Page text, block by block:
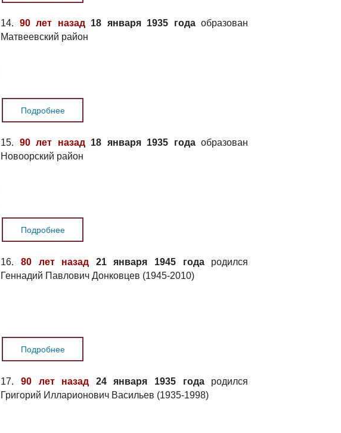
14. 90 лет назад18 января 1935 годаобразован
Матвеевский район
Подробнее
15. 90 лет назад18 января 1935 годаобразован
Новоорский район
Подробнее
16. 80 лет назад 21 января 1945 годародился
Геннадий Павлович Донковцев (1945-2010)
Подробнее
17. 90 лет назад 24 января 1935 годародился
Григорий Илларионович Васильев (1935-1998)